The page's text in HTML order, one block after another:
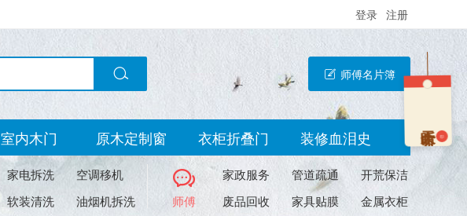
登录 注册
师傅名片簿
室内木门 原木定制窗 衣柜折叠门 装修血泪史
家电拆洗
空调移机
软装清洗
油烟机拆洗 师傅
家政服务 管道疏通
开荒保洁
废品回收
家具贴膜 金属衣柜
印